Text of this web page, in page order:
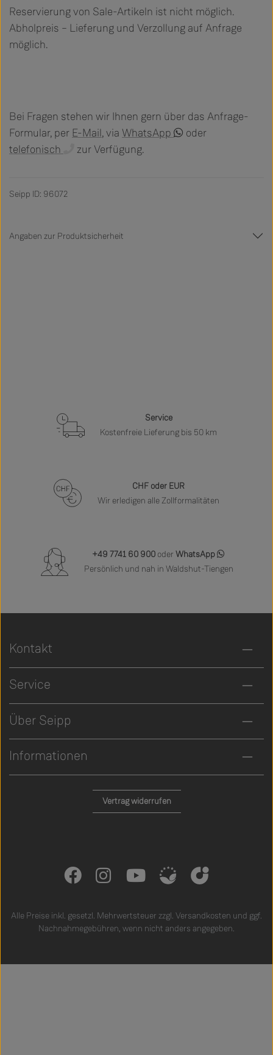
Reservierung von Sale-Artikeln ist nicht möglich.
Abholpreis – Lieferung und Verzollung auf Anfrage
möglich.
Bei Fragen stehen wir Ihnen gern über das Anfrage-
Formular, per E-Mail, via WhatsApp
oder
telefonisch
zur Verfügung.
Seipp ID: 96072
Angaben zur Produktsicherheit
Service
Kostenfreie Lieferung bis 50 km
CHF oder EUR
Wir erledigen alle Zollformalitäten
+49 7741 60 900 oder WhatsApp
Persönlich und nah in Waldshut-Tiengen
Kontakt
Service
Über Seipp
Informationen
Vertrag widerrufen
Alle Preise inkl. gesetzl. Mehrwertsteuer zzgl. Versandkosten und ggf.
Nachnahmegebühren, wenn nicht anders angegeben.